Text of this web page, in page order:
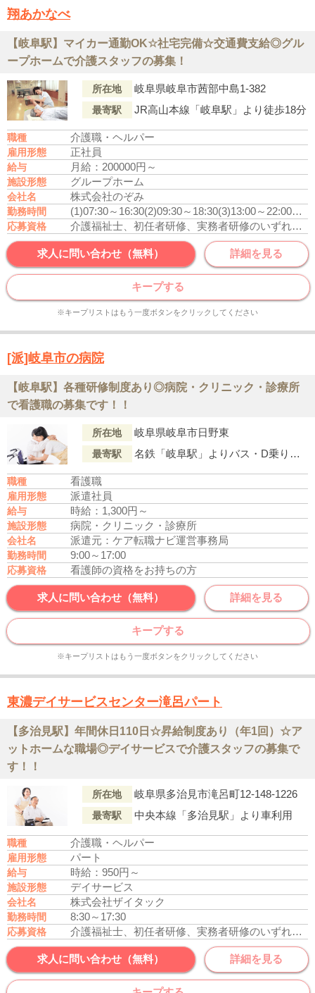
翔あかなべ
【岐阜駅】マイカー通勤OK☆社宅完備☆交通費支給◎グル
ープホームで介護スタッフの募集！
所在地 岐阜県岐阜市茜部中島1-382
最寄駅 JR高山本線「岐阜駅」より徒歩18分
職種 介護職・ヘルパー
雇用形態 正社員
給与 月給：200000円～
施設形態 グループホーム
会社名 株式会社のぞみ
勤務時間 (1)07:30～16:30(2)09:30～18:30(3)13:00～22:00休
応募資格 介護福祉士、初任者研修、実務者研修のいずれかの資格をお持ちの方
求人に問い合わせ（無料） 詳細を見る
キープする
※キープリストはもう一度ボタンをクリックしてください
[派]岐阜市の病院
【岐阜駅】各種研修制度あり◎病院・クリニック・診療所
で看護職の募集です！！
所在地 岐阜県岐阜市日野東
最寄駅 名鉄「岐阜駅」よりバス・D乗り場乗車、「日野舟伏（バス停）」下車徒歩5分
職種 看護職
雇用形態 派遣社員
給与 時給：1,300円～
施設形態 病院・クリニック・診療所
会社名 派遣元：ケア転職ナビ運営事務局
勤務時間 9:00～17:00
応募資格 看護師の資格をお持ちの方
求人に問い合わせ（無料） 詳細を見る
キープする
※キープリストはもう一度ボタンをクリックしてください
東濃デイサービスセンター滝呂パート
【多治見駅】年間休日110日☆昇給制度あり（年1回）☆ア
ットホームな職場◎デイサービスで介護スタッフの募集で
す！！
所在地 岐阜県多治見市滝呂町12-148-1226
最寄駅 中央本線「多治見駅」より車利用
職種 介護職・ヘルパー
雇用形態 パート
給与 時給：950円～
施設形態 デイサービス
会社名 株式会社ザイタック
勤務時間 8:30～17:30
応募資格 介護福祉士、初任者研修、実務者研修のいずれかの資格をお持ちの方
求人に問い合わせ（無料） 詳細を見る